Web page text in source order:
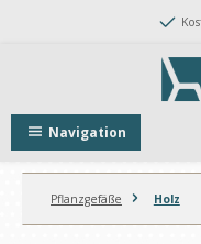
Zum Hauptinhalt springen
Navigation
Pflanzgefäße Holz